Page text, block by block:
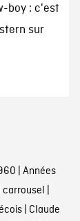
boy : c'est
sur
Années
carrousel
| Claude